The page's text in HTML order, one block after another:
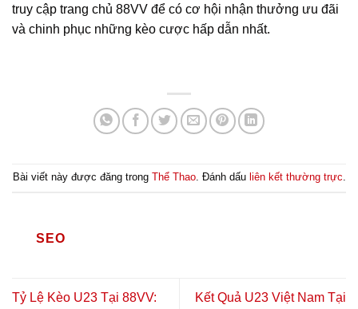
truy cập trang chủ 88VV để có cơ hội nhận thưởng ưu đãi
và chinh phục những kèo cược hấp dẫn nhất.
Bài viết này được đăng trong Thể Thao. Đánh dấu liên kết thường trực.
SEO
Tỷ Lệ Kèo U23 Tại 88VV:
Kết Quả U23 Việt Nam Tại